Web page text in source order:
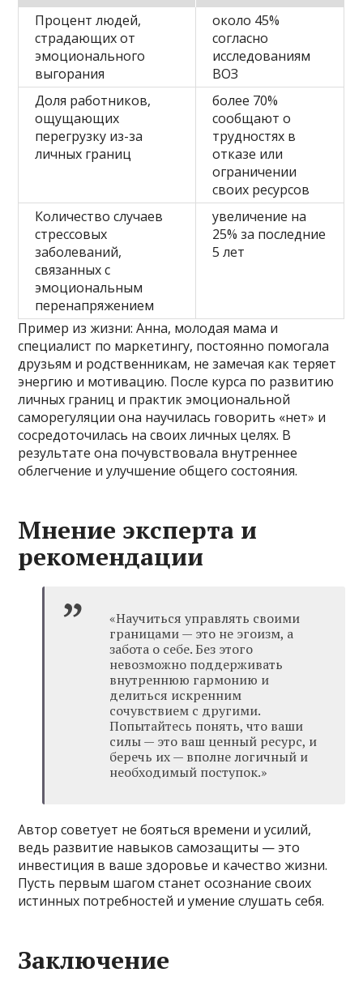
Процент людей,
страдающих от
эмоционального
выгорания
около 45%
согласно
исследованиям
ВОЗ
Доля работников,
ощущающих
перегрузку из-за
личных границ
более 70%
сообщают о
трудностях в
отказе или
ограничении
своих ресурсов
Количество случаев
стрессовых
заболеваний,
связанных с
эмоциональным
перенапряжением
увеличение на
25% за последние
5 лет
Пример из жизни: Анна, молодая мама и
специалист по маркетингу, постоянно помогала
друзьям и родственникам, не замечая как теряет
энергию и мотивацию. После курса по развитию
личных границ и практик эмоциональной
саморегуляции она научилась говорить «нет» и
сосредоточилась на своих личных целях. В
результате она почувствовала внутреннее
облегчение и улучшение общего состояния.
Мнение эксперта и
рекомендации
«Научиться управлять своими
границами — это не эгоизм, а
забота о себе. Без этого
невозможно поддерживать
внутреннюю гармонию и
делиться искренним
сочувствием с другими.
Попытайтесь понять, что ваши
силы — это ваш ценный ресурс, и
беречь их — вполне логичный и
необходимый поступок.»
Автор советует не бояться времени и усилий,
ведь развитие навыков самозащиты — это
инвестиция в ваше здоровье и качество жизни.
Пусть первым шагом станет осознание своих
истинных потребностей и умение слушать себя.
Заключение